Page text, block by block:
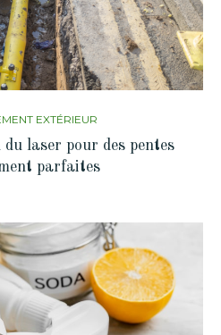
EXTÉRIEUR
laser pour des pentes
parfaites